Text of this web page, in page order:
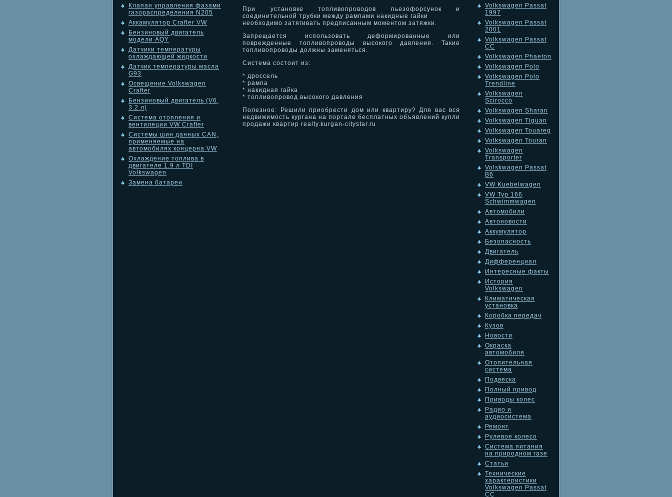
Клапан управления фазами
газораспределения N205
Аккамулятор Crafter VW
Бензиновый двигатель
модели AQY
Датчики температуры
охлаждающей жидкости
Датчик температуры масла
G93
Освещение Volkswagen
Crafter
Бензиновый двигатель (V6,
3.2 л)
Система отопления и
вентиляции VW Crafter
Системы шин данных CAN,
применяемые на
автомобилях концерна VW
Охлаждение топлива в
двигателе 1.9 л TDI
Volkswagen
Замена батареи
При установке топливопроводов пьезофорсунок и
соединительной трубки между рампами накидные гайки
необходимо затягивать предписанным моментом затяжки.
Запрещается использовать деформированные или
поврежденные топливопроводы высокого давления. Такие
топливопроводы должны заменяться.
Система состоит из:
* дроссель
* рампа
* накидная гайка
* топливопровод высокого давления
Полезное: Решили приобрести дом или квартиру? Для вас вся
недвижимость кургана на портале бесплатных объявлений купли
продажи квартир realty.kurgan-citystar.ru
Volkswagen Passat
1997
Volkswagen Passat
2001
Volkswagen Passat
CC
Volkswagen Phaeton
Volkswagen Polo
Volkswagen Polo
Trendline
Volkswagen
Scirocco
Volkswagen Sharan
Volkswagen Tiguan
Volkswagen Touareg
Volkswagen Touran
Volkswagen
Transporter
Volskwagen Passat
B6
VW Kuebelwagen
VW Typ 166
Schwimmwagen
Автомобили
Автоновости
Аккумулятор
Безопасность
Двигатель
Дифференциал
Интересные факты
История
Volkswagen
Климатическая
установка
Коробка передач
Кузов
Новости
Окраска
автомобиля
Отопительная
система
Подвеска
Полный привод
Приводы колес
Радио и
аудиосистема
Ремонт
Рулевое колесо
Система питания
на природном газе
Статьи
Технические
характеристики
Volkswagen Passat
CC